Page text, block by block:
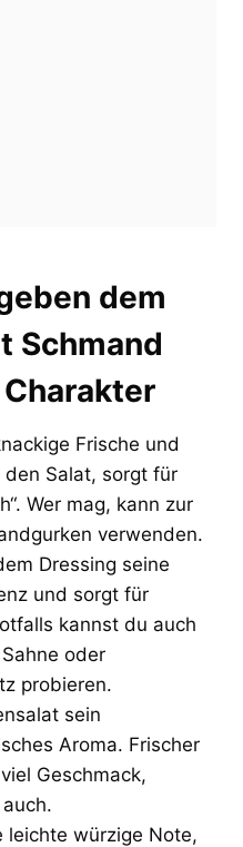
dem
Schmand
Frische und
Salat, sorgt für
Wer mag, kann zur
verwenden.
Dressing seine
und sorgt für
kannst du auch
oder
probieren.
sein
Aroma. Frischer
Geschmack,
leichte würzige Note,